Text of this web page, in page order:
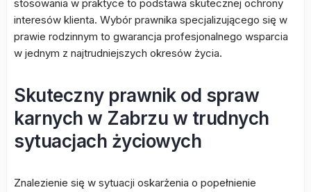
stosowania w praktyce to podstawa skutecznej ochrony
interesów klienta. Wybór prawnika specjalizującego się w
prawie rodzinnym to gwarancja profesjonalnego wsparcia
w jednym z najtrudniejszych okresów życia.
Skuteczny prawnik od spraw
karnych w Zabrzu w trudnych
sytuacjach życiowych
Znalezienie się w sytuacji oskarżenia o popełnienie